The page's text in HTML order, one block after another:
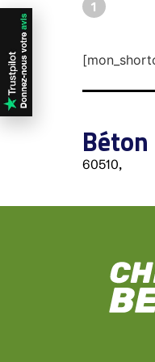
1
Béton
60510,